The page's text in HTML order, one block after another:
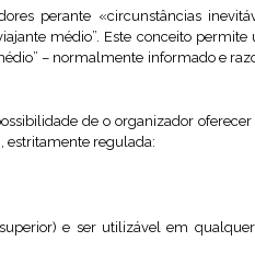
perante «circunstâncias
médio”. Este conceito permite
– normalmente informado e
de o organizador
estritamente regulada:
e ser utilizável em